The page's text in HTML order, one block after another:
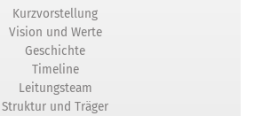
Kurzvorstellung
Vision und Werte
Geschichte
Timeline
Leitungsteam
Struktur und Träger